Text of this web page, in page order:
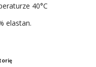
40°C
elastan.